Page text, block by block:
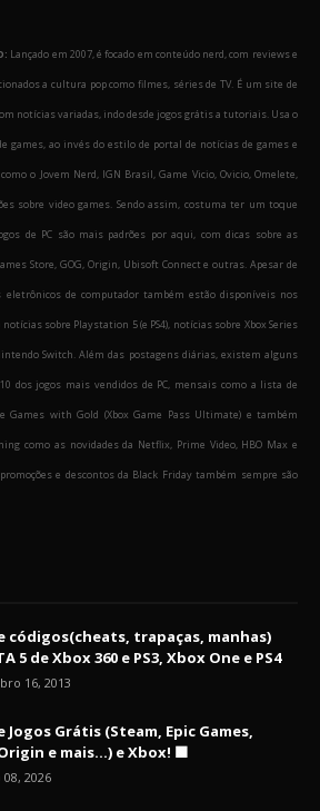
Lançado em 2007, é focado em conteúdo nerd, com reviews e
a cultura pop como filmes, séries de TV. É um site de
notícias variadas, indo desde jogos grátis a tutoriais. Usa o
games, ao invés do estilo de portal de notícias de games e
o Jovem Nerd, IGN Brasil, Game Vicio, Ovicio, Omelete,
sobre video games. Sendo assim, costuma ter um toque
de PC são mais padrões por aqui, com dicas sobre as
Store, GOG, Origin, Ubisoft Connect e outras. Apesar de
eletrônicos de computador também estão disponíveis nos
sobre Playstation 5 (e PS4), notícias sobre Xbox Series
Switch. Além das postagens diárias, existem alguns
dos jogos mais vendidos de PC, mensais como a lista de
Games with Gold (Xbox Game Pass Ultimate) e também
como as novidades da Netflix, Prime Video, HBO Max e
e descontos da Black Friday também sempre são
códigos(cheats, trapaças, manhas)
5 de Xbox 360 e PS3, Xbox One e PS4
16, 2013
Jogos Grátis (Steam, Epic Games,
e mais...) e Xbox! 🟩
2026